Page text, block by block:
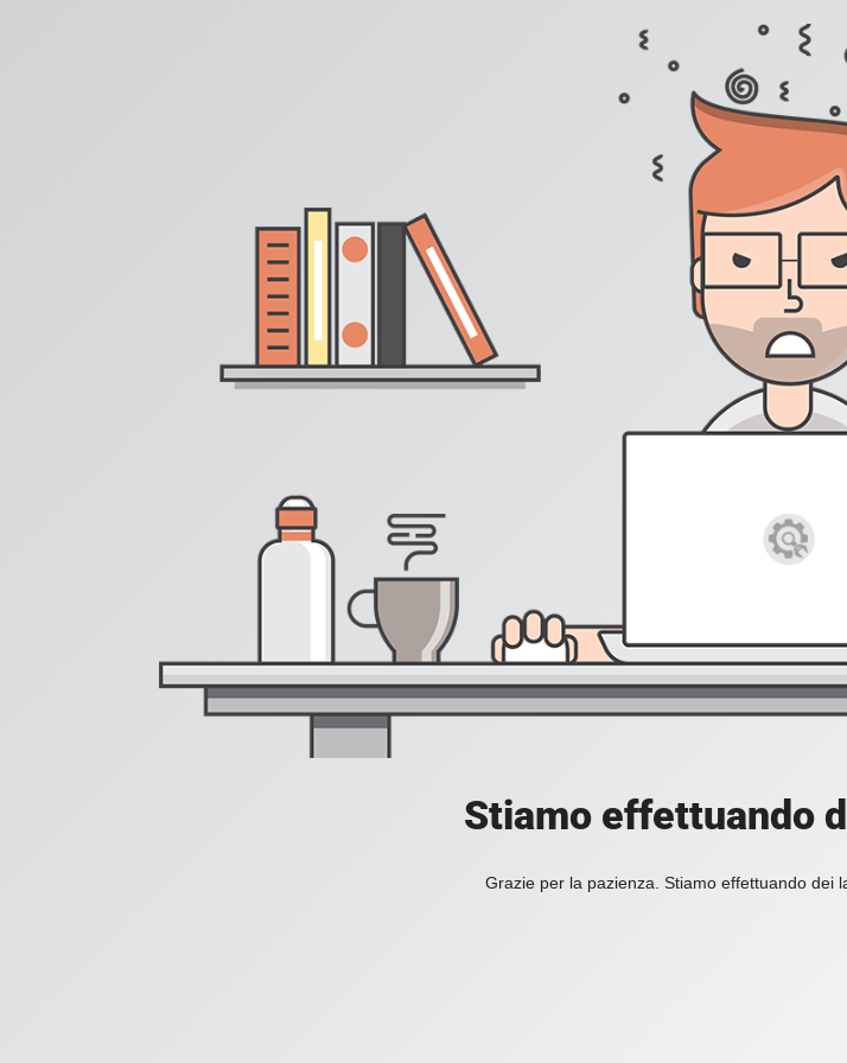
Stiamo effettuando
Grazie per la pazienza. Stiamo effettuando dei